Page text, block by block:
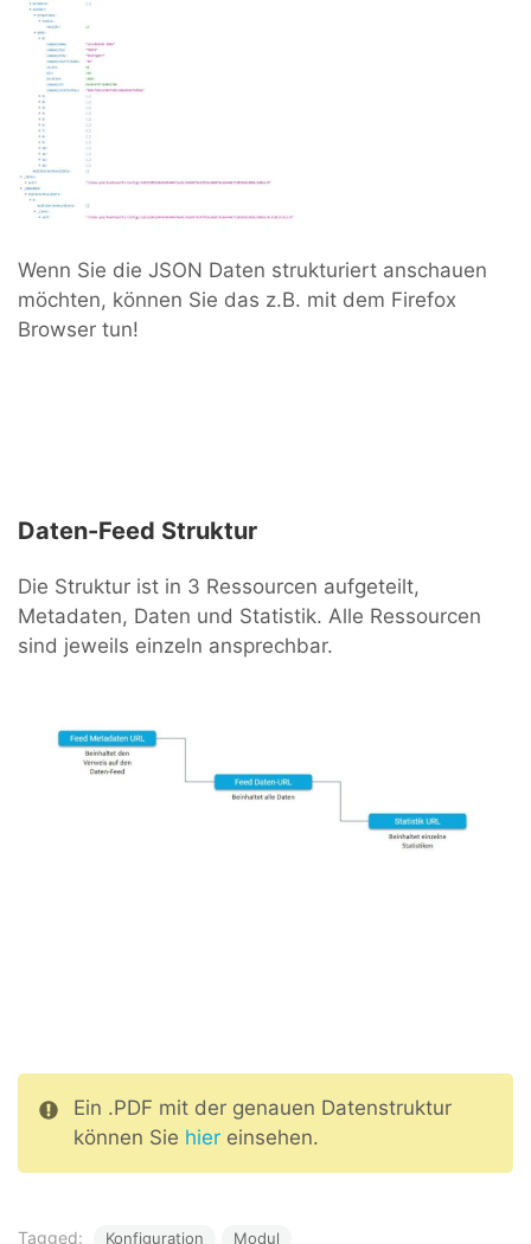
Wenn Sie die JSON Daten strukturiert anschauen
möchten, können Sie das z.B. mit dem Firefox
Browser tun!
Daten-Feed Struktur
Die Struktur ist in 3 Ressourcen aufgeteilt,
Metadaten, Daten und Statistik. Alle Ressourcen
sind jeweils einzeln ansprechbar.
Ein .PDF mit der genauen Datenstruktur
können Sie hier einsehen.
Tagged: Konfiguration Modul